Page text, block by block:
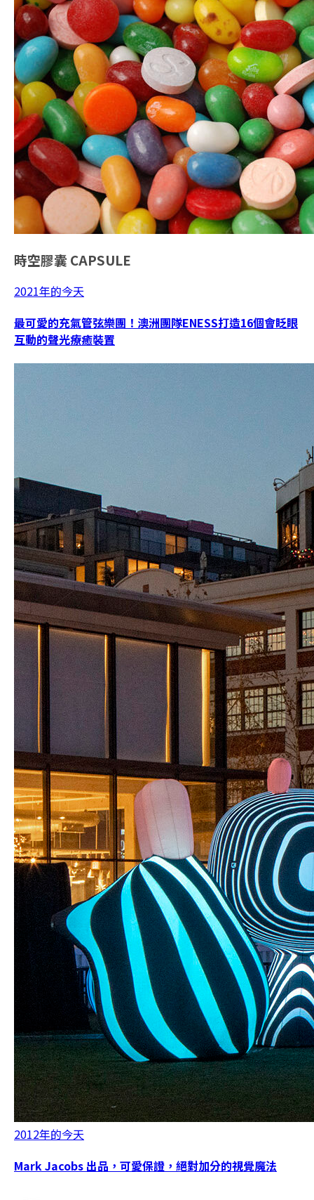
時空膠囊 CAPSULE
2021年的今天
最可愛的充氣管弦樂團！澳洲團隊ENESS打造16個會眨眼
互動的聲光療癒裝置
2012年的今天
Mark Jacobs 出品，可愛保證，絕對加分的視覺魔法